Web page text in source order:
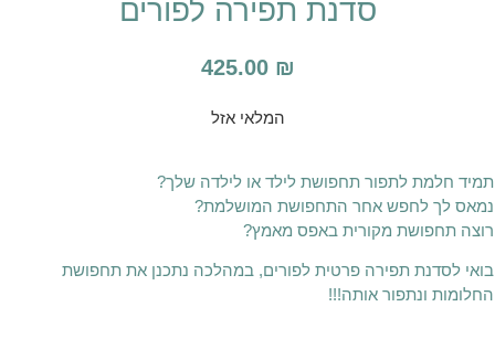
סדנת תפירה לפורים
425.00 ₪
המלאי אזל
תמיד חלמת לתפור תחפושת לילד או לילדה שלך?
נמאס לך לחפש אחר התחפושת המושלמת?
רוצה תחפושת מקורית באפס מאמץ?
בואי לסדנת תפירה פרטית לפורים, במהלכה נתכנן את תחפושת
החלומות ונתפור אותה!!!